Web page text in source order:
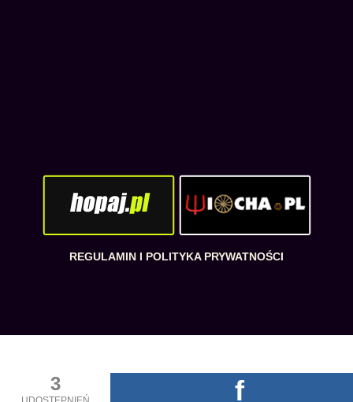
3 f
REGULAMIN I POLITYKA PRYWATNOŚCI